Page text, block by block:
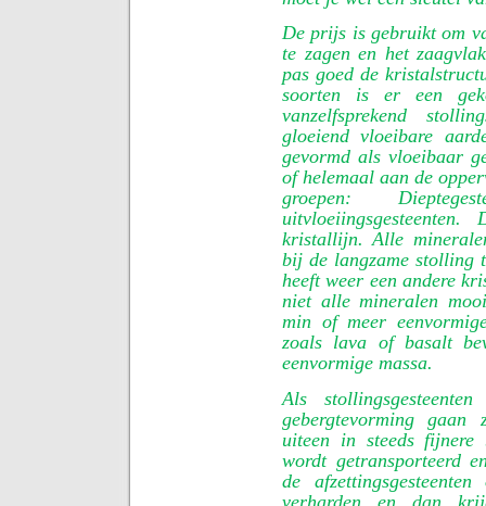
De prijs is gebruikt om
te zagen en het
pas goed de
soorten is er een
vanzelfsprekend
gloeiend vloeibare
gevormd als vloeibaar
of helemaal aan de
groepen:
kristallijn. Alle
bij de langzame stolling
heeft weer een andere
niet alle mineralen
min of meer
zoals lava of basalt
eenvormige massa.
Als
gebergtevorming gaan
uiteen in steeds
wordt getransporteerd
de
verharden en dan